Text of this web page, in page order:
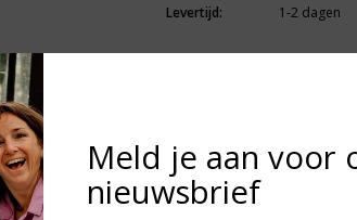
Levertijd:
1-2 dagen
Niet
Meld je aan voor
nieuwsbrief